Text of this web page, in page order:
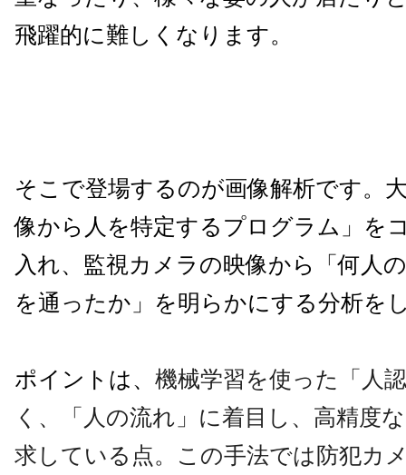
飛躍的に難しくなります。
そこで登場するのが画像解析です。
像から人を特定するプログラム」を
入れ、監視カメラの映像から「何人
を通ったか」を明らかにする分析を
ポイントは、 機械学習を使った「人
く、「人の流れ」に着目し、 高精度
求している点。この手法では防犯カ